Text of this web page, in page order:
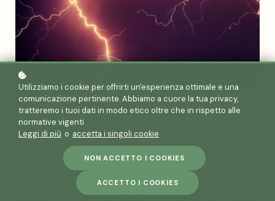
Questa la seconda parte di un articolo
Utilizziamo i cookie per offrirti un'esperienza ottimale e una
comunicazione pertinente. Abbiamo a cuore la tua privacy,
tratteremo i tuoi dati in modo etico oltre che in rispetto alle
normative vigenti
Leggi di più o accetta i singoli cookie .
NON ACCETTO I COOKIES
ACCETTO I COOKIES